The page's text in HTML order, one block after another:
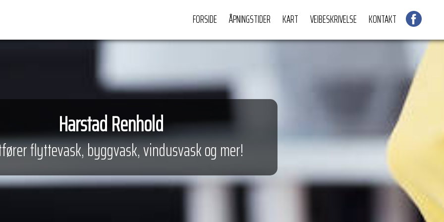
FORSIDE ÅPNINGSTIDER KART VEIBESKRIVELSE KONTAKT
Harstad Renhold
flyttevask, byggvask, vindusvask og mer!